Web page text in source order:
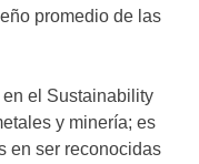
promedio de las
el Sustainability
y minería; es
en ser reconocidas